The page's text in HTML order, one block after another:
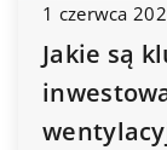
1 czerwca
Jakie są